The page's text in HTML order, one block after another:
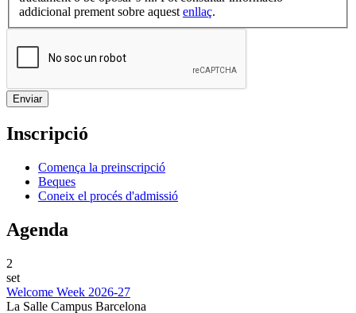
addicional prement sobre aquest enllaç.
Inscripció
Comença la preinscripció
Beques
Coneix el procés d'admissió
Agenda
2
set
Welcome Week 2026-27
La Salle Campus Barcelona